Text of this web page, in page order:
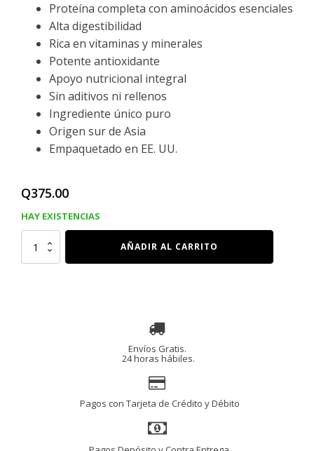
Proteína completa con aminoácidos esenciales
Alta digestibilidad
Rica en vitaminas y minerales
Potente antioxidante
Apoyo nutricional integral
Sin aditivos ni rellenos
Ingrediente único puro
Origen sur de Asia
Empaquetado en EE. UU.
Q375.00
HAY EXISTENCIAS
MORINGA
OLEIFERA,
CAPSULAS
AÑADIR AL CARRITO
Envíos Gratis.
24 horas hábiles.
Pagos con Tarjeta de Crédito y Débito